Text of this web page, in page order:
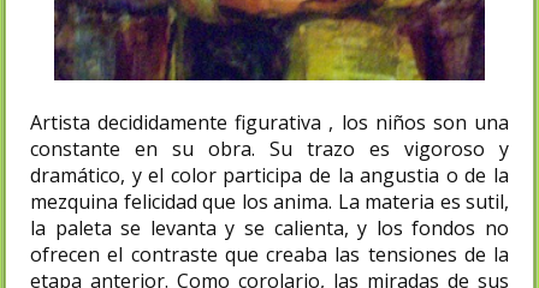
Artista decididamente figurativa , los niños son una
constante en su obra. Su trazo es vigoroso y
dramático, y el color participa de la angustia o de la
mezquina felicidad que los anima. La materia es sutil,
la paleta se levanta y se calienta, y los fondos no
ofrecen el contraste que creaba las tensiones de la
etapa anterior. Como corolario, las miradas de sus